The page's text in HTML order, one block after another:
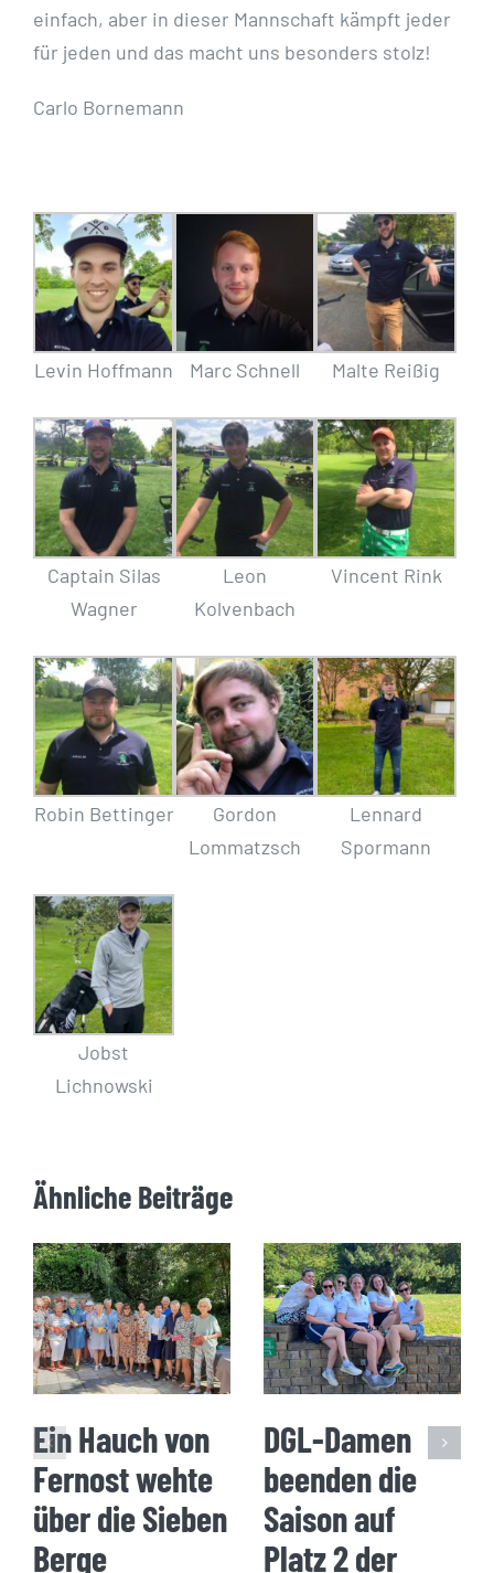
einfach, aber in dieser Mannschaft kämpft jeder
für jeden und das macht uns besonders stolz!
Carlo Bornemann
Levin Hoffmann Marc Schnell Malte Reißig
Captain Silas
Wagner
Leon
Kolvenbach
Vincent Rink
Robin Bettinger
Gordon
Lommatzsch
Lennard
Spormann
Jobst
Lichnowski
Ähnliche Beiträge
Ein Hauch von
Fernost wehte
über die Sieben
Berge
DGL-Damen
beenden die
Saison auf
Platz 2 der